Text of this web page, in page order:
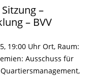
–
– BVV
19:00 Uhr Ort, Raum:
Ausschuss für